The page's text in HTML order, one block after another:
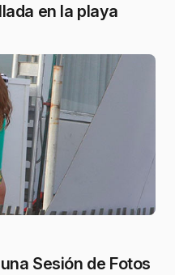
en la playa
Sesión de Fotos